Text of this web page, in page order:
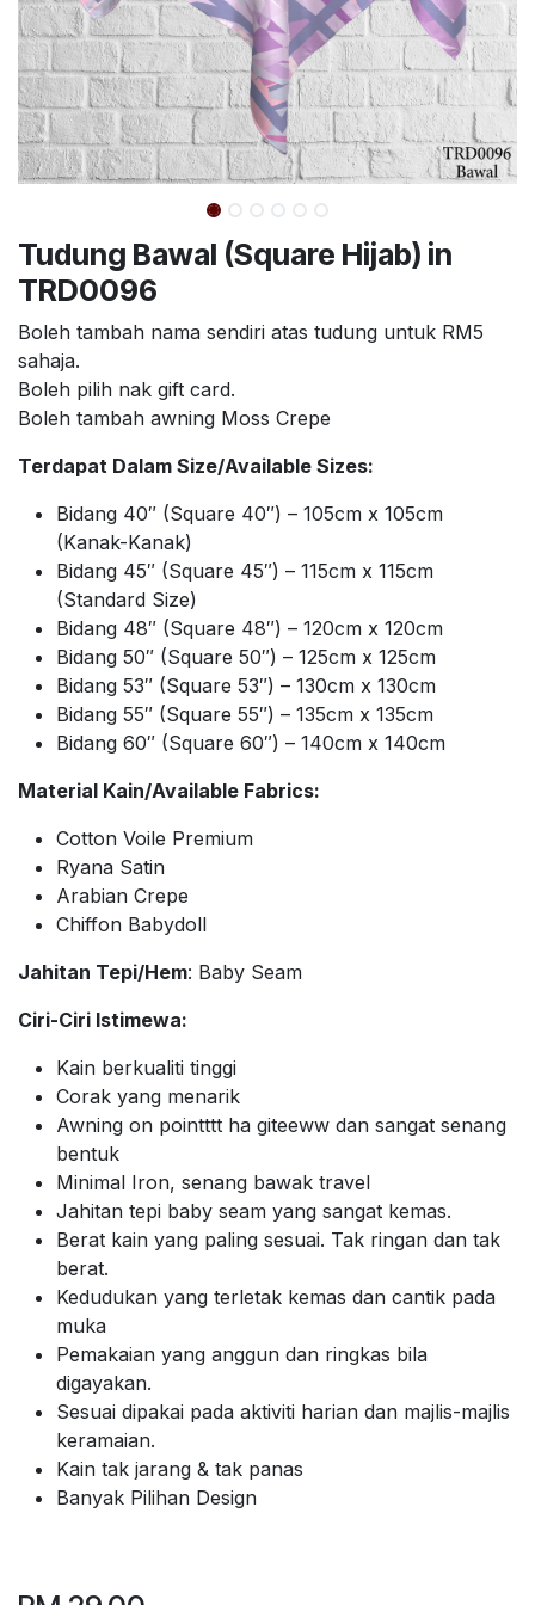
Tudung Bawal (Square Hijab) in
TRD0096
Boleh tambah nama sendiri atas tudung untuk RM5
sahaja.
Boleh pilih nak gift card.
Boleh tambah awning Moss Crepe
Terdapat Dalam Size/Available Sizes:
Bidang 40″ (Square 40″) – 105cm x 105cm
(Kanak-Kanak)
Bidang 45″ (Square 45″) – 115cm x 115cm
(Standard Size)
Bidang 48″ (Square 48″) – 120cm x 120cm
Bidang 50″ (Square 50″) – 125cm x 125cm
Bidang 53″ (Square 53″) – 130cm x 130cm
Bidang 55″ (Square 55″) – 135cm x 135cm
Bidang 60″ (Square 60″) – 140cm x 140cm
Material Kain/Available Fabrics:
Cotton Voile Premium
Ryana Satin
Arabian Crepe
Chiffon Babydoll
Jahitan Tepi/Hem: Baby Seam
Ciri-Ciri Istimewa:
Kain berkualiti tinggi
Corak yang menarik
Awning on pointttt ha giteeww dan sangat senang
bentuk
Minimal Iron, senang bawak travel
Jahitan tepi baby seam yang sangat kemas.
Berat kain yang paling sesuai. Tak ringan dan tak
berat.
Kedudukan yang terletak kemas dan cantik pada
muka
Pemakaian yang anggun dan ringkas bila
digayakan.
Sesuai dipakai pada aktiviti harian dan majlis-majlis
keramaian.
Kain tak jarang & tak panas
Banyak Pilihan Design